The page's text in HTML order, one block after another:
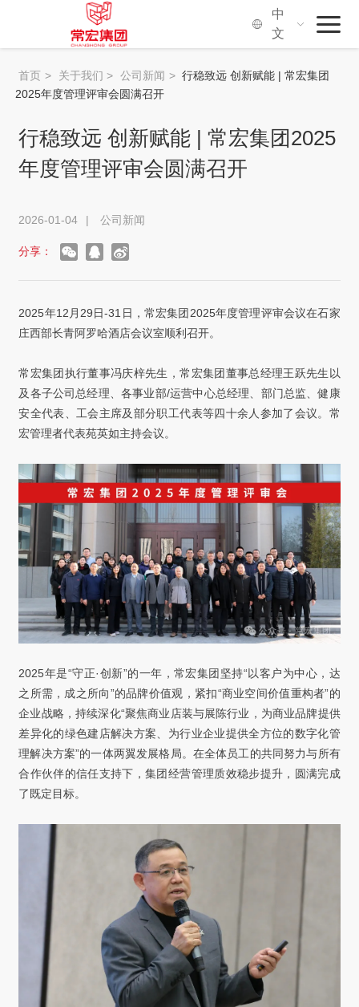
中
文
首页
品牌·服务
首页 > 关于我们 > 公司新闻 > 行稳致远 创新赋能 | 常宏集团
2025年度管理评审会圆满召开
行稳致远 创新赋能 | 常宏集团2025
年度管理评审会圆满召开
2026-01-04 | 公司新闻
分享：
2025年12月29日-31日，常宏集团2025年度管理评审会议在石家
庄西部长青阿罗哈酒店会议室顺利召开。
常宏集团执行董事冯庆梓先生，常宏集团董事总经理王跃先生以
及各子公司总经理、各事业部/运营中心总经理、部门总监、健康
安全代表、工会主席及部分职工代表等四十余人参加了会议。常
宏管理者代表苑英如主持会议。
2025年是“守正·创新”的一年，常宏集团坚持“以客户为中心，达
之所需，成之所向”的品牌价值观，紧扣“商业空间价值重构者”的
企业战略，持续深化“聚焦商业店装与展陈行业，为商业品牌提供
差异化的绿色建店解决方案、为行业企业提供全方位的数字化管
理解决方案”的一体两翼发展格局。在全体员工的共同努力与所有
合作伙伴的信任支持下，集团经营管理质效稳步提升，圆满完成
了既定目标。